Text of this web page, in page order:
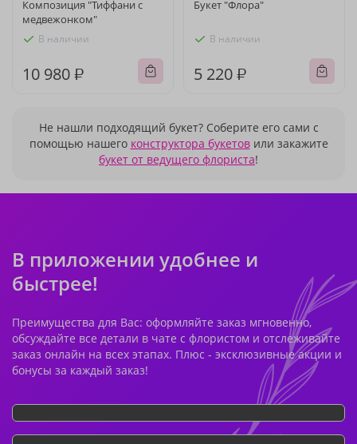
Композиция "Тиффани с
медвежонком"
В наличии
10 980 ₽
Букет "Флора"
В наличии
5 220 ₽
Не нашли подходящий букет? Соберите его сами с
помощью нашего конструктора букетовили закажите
букет от ведущего флориста!
В приложении удобнее и
быстрее!
Преимущества для Вас: оформляйте заказ мгновенно,
обсуждайте все детали в чате с флористом и отслеживайте
заказ онлайн на всех этапах. Плюс - эксклюзивные акции и
бонусы за каждый заказ!